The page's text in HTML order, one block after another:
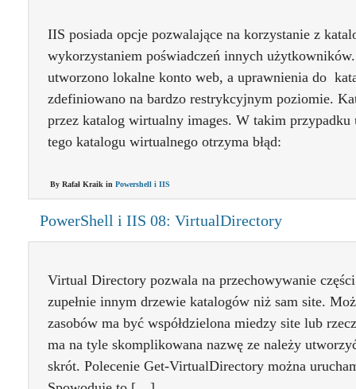
IIS posiada opcje pozwalające na korzystanie z
wykorzystaniem poświadczeń innych użytkowników.
utworzono lokalne konto web, a uprawnienia do
zdefiniowano na bardzo restrykcyjnym poziomie.
przez katalog wirtualny images. W takim
tego katalogu wirtualnego otrzyma błąd:
By Rafał Kraik in Powershell i IIS
PowerShell i IIS 08: VirtualDirectory
Virtual Directory pozwala na przechowywanie
zupełnie innym drzewie katalogów niż sam site.
zasobów ma być współdzielona miedzy site lub
ma na tyle skomplikowana nazwę ze należy
skrót. Polecenie Get-VirtualDirectory można